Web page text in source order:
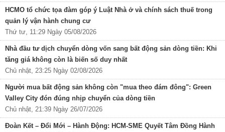
HCMO tổ chức tọa đàm góp ý Luật Nhà ở và chính sách thuế trong
quản lý vận hành chung cư
Thứ tư, 11:29 Ngày 05/08/2026
Nhà đầu tư dịch chuyển dòng vốn sang bất động sản dòng tiền: Khi
tăng giá không còn là biến số duy nhất
Chủ nhật, 23:25 Ngày 02/08/2026
Người mua bất động sản không còn "mua theo đám đông": Green
Valley City đón đúng nhịp chuyển của dòng tiền
Chủ nhật, 21:39 Ngày 26/07/2026
Đoàn Kết – Đổi Mới – Hành Động: HCM-SME Quyết Tâm Đồng Hành